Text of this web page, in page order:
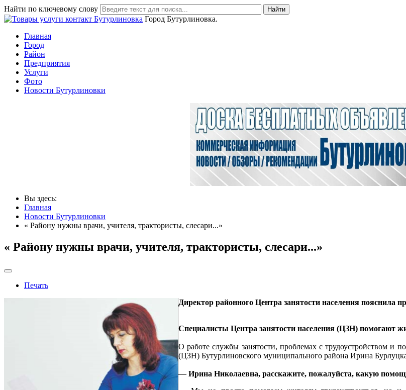
Найти по ключевому слову Найти
Город Бутурлиновка.
Главная
Город
Район
Предприятия
Услуги
Фото
Новости Бутурлиновки
Вы здесь:
Главная
Новости Бутурлиновки
« Району нужны врачи, учителя, трактористы, слесари...»
« Району нужны врачи, учителя, трактористы, слесари...»
Печать
Директор районного Центра занятости населения пояснила
Специалисты Центра занятости населения (ЦЗН) помогают
О работе службы занятости, проблемах с трудоустройством и
(ЦЗН) Бутурлиновского муниципального района Ирина
— Ирина Николаевна, расскажите, пожалуйста, какую